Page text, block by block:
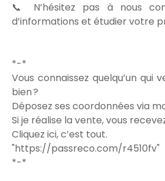
📞 N’hésitez pas à nous
d’informations et étudier votre
*-*
Vous connaissez quelqu’un qui
bien ?
Déposez ses coordonnées via
Si je réalise la vente, vous
Cliquez ici, c’est tout.
"https://passreco.com/r4510fv"
*-*